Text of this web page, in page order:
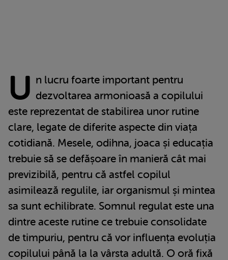
U n lucru foarte important pentru
dezvoltarea armonioasă a copilului
este reprezentat de stabilirea unor rutine
clare, legate de diferite aspecte din viața
cotidiană. Mesele, odihna, joaca și educația
trebuie să se defășoare în manieră cât mai
previzibilă, pentru că astfel copilul
asimilează regulile, iar organismul și mintea
sa sunt echilibrate. Somnul regulat este una
dintre aceste rutine ce trebuie consolidate
de timpuriu, pentru că vor influența evoluția
copilului până la la vârsta adultă. O oră fixă